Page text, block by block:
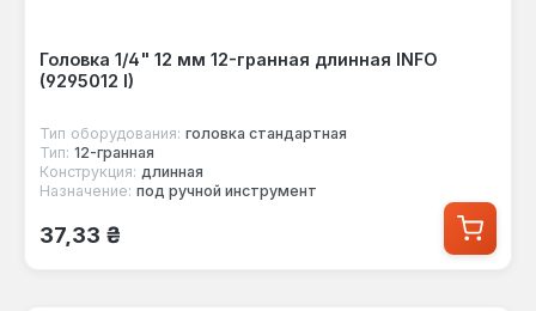
Головка 1/4" 12 мм 12-гранная длинная INFO
(9295012 I)
Тип оборудования: головка стандартная
Тип: 12-гранная
Конструкция: длинная
Назначение: под ручной инструмент
Обычная цена:
37,33 ₴